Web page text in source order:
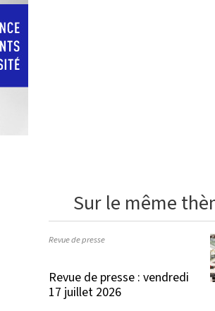
Sur le même
Revue de presse
Revue de presse : vendredi
17 juillet 2026